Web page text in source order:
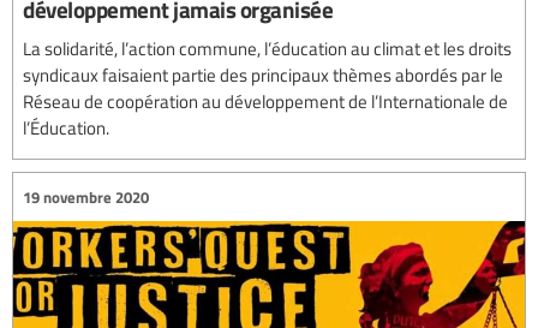
développement jamais organisée
La solidarité, l’action commune, l’éducation au climat et les droits
syndicaux faisaient partie des principaux thèmes abordés par le
Réseau de coopération au développement de l’Internationale de
l’Éducation.
19 novembre 2020